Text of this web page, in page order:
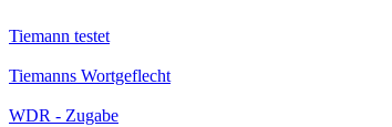
Tiemann testet
Tiemanns Wortgeflecht
WDR - Zugabe